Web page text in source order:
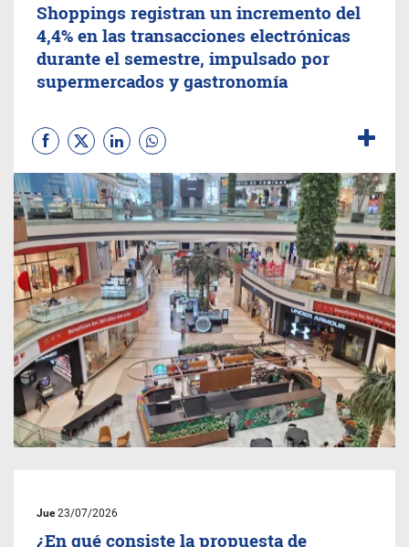
Shoppings registran un incremento del
4,4% en las transacciones electrónicas
durante el semestre, impulsado por
supermercados y gastronomía
Jue23/07/2026
¿En qué consiste la propuesta de